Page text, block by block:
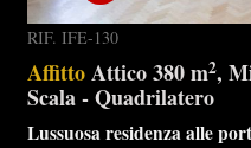
RIF. IFE-130
AffittoAttico 380 m2,
Scala - Quadrilatero
Lussuosa residenza alle